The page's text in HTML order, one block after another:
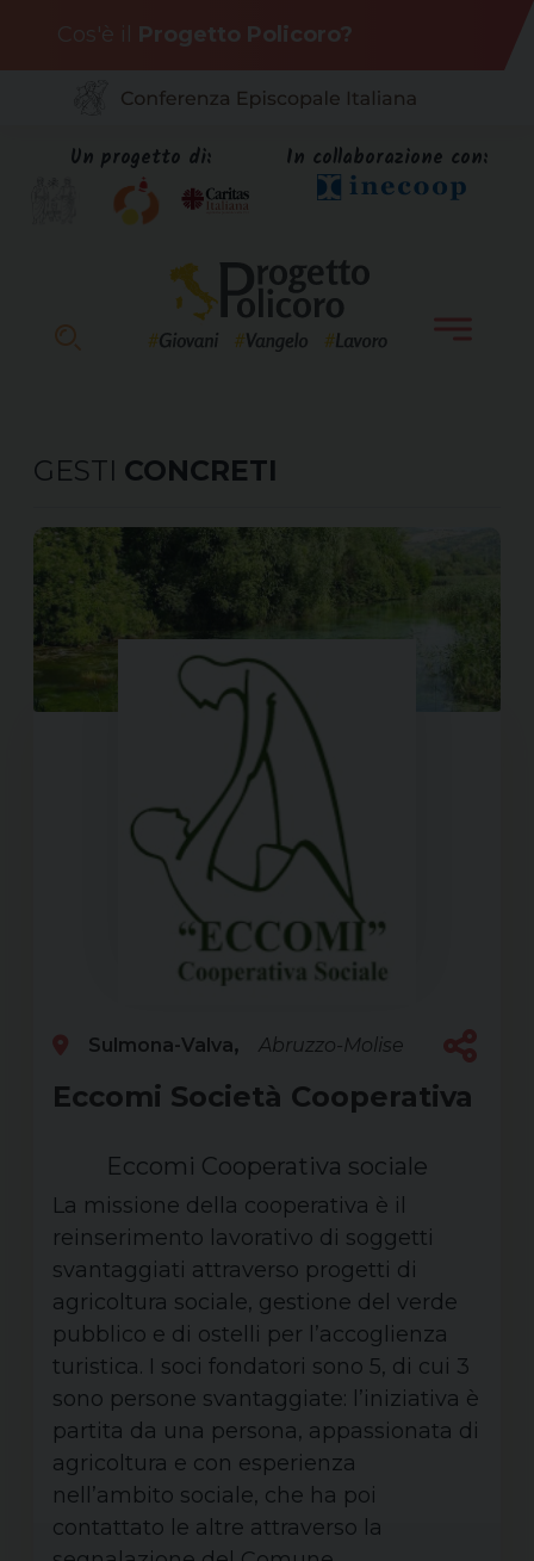
content
Cos'è il Progetto Policoro?
Un progetto di: In collaborazione con:
GESTI CONCRETI
Sulmona-Valva Abruzzo-Molise
Eccomi Società Cooperativa
Eccomi Cooperativa sociale
La missione della cooperativa è il
reinserimento lavorativo di soggetti
svantaggiati attraverso progetti di
agricoltura sociale, gestione del verde
pubblico e di ostelli per l’accoglienza
turistica. I soci fondatori sono 5, di cui 3
sono persone svantaggiate: l’iniziativa è
partita da una persona, appassionata di
agricoltura e con esperienza
nell’ambito sociale, che ha poi
contattato le altre attraverso la